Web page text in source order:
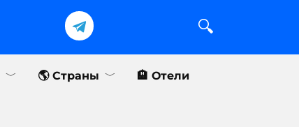
🌎 Страны 🏨 Отели